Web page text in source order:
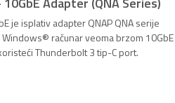
je isplativ adapter QNAP QNA serije
Windows® računar veoma brzom 10GbE
Thunderbolt 3 tip-C port.